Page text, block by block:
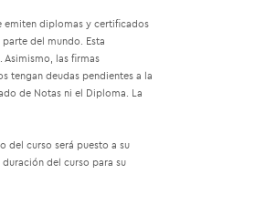
emiten diplomas y certificados
del mundo. Esta
las firmas
tengan deudas pendientes a la
de Notas ni el Diploma. La
del curso será puesto a su
del curso para su